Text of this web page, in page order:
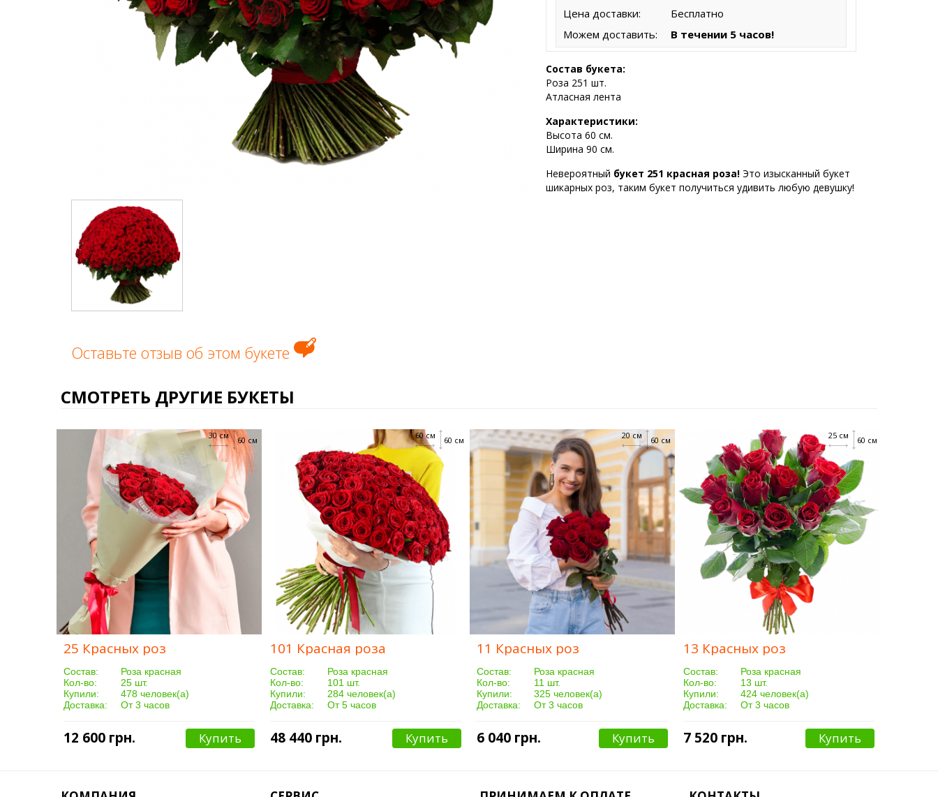
Оставьте отзыв об этом букете
Цена доставки:
Бесплатно
Можем доставить:
В течении 5 часов!
Состав букета:
Роза 251 шт.
Атласная лента
Характеристики:
Высота 60 см.
Ширина 90 см.
Невероятный букет 251 красная роза! Это изысканный букет
шикарных роз, таким букет получиться удивить любую девушку!
СМОТРЕТЬ ДРУГИЕ БУКЕТЫ
60 см
30 см
25 Красных роз
Cостав:
Роза красная
Кол-во:
25 шт.
Купили:
478 человек(а)
Доставка:
От 3 часов
12 600 грн. Купить
60 см
60 см
101 Красная роза
Cостав:
Роза красная
Кол-во:
101 шт.
Купили:
284 человек(а)
Доставка:
От 5 часов
48 440 грн. Купить
60 см
20 см
11 Красных роз
Cостав:
Роза красная
Кол-во:
11 шт.
Купили:
325 человек(а)
Доставка:
От 3 часов
6 040 грн. Купить
60 см
25 см
13 Красных роз
Cостав:
Роза красная
Кол-во:
13 шт.
Купили:
424 человек(а)
Доставка:
От 3 часов
7 520 грн. Купить